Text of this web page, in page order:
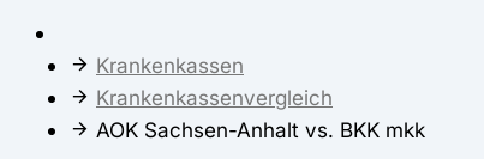
Krankenkassen
Krankenkassenvergleich
AOK Sachsen-Anhalt vs. BKK mkk